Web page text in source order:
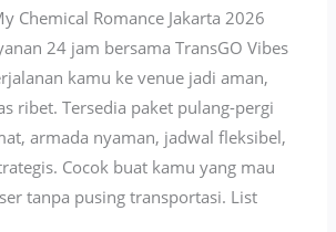
Chemical Romance Jakarta 2026
24 jam bersama TransGO Vibes
kamu ke venue jadi aman,
ribet. Tersedia paket pulang-pergi
armada nyaman, jadwal fleksibel,
Cocok buat kamu yang mau
tanpa pusing transportasi. List